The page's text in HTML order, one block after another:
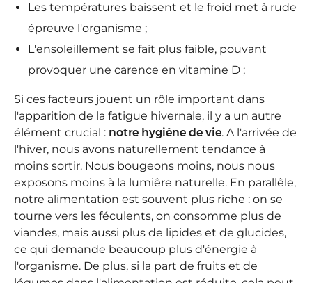
Les températures baissent et le froid met à rude
épreuve l'organisme ;
L'ensoleillement se fait plus faible, pouvant
provoquer une carence en vitamine D ;
Si ces facteurs jouent un rôle important dans
l'apparition de la fatigue hivernale, il y a un autre
élément crucial : notre hygiêne de vie. A l'arrivée de
l'hiver, nous avons naturellement tendance à
moins sortir. Nous bougeons moins, nous nous
exposons moins à la lumiêre naturelle. En parallêle,
notre alimentation est souvent plus riche : on se
tourne vers les féculents, on consomme plus de
viandes, mais aussi plus de lipides et de glucides,
ce qui demande beaucoup plus d'énergie à
l'organisme. De plus, si la part de fruits et de